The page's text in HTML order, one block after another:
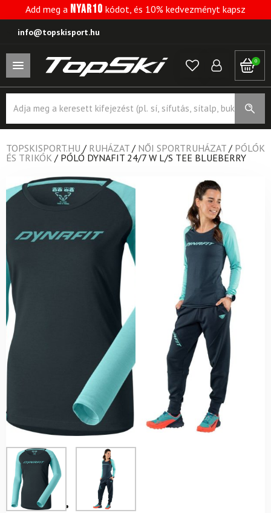
Add meg a NYAR10 kódot, és 10% kedvezményt kapsz
info@topskisport.hu
0
search
TOPSKISPORT.HU / RUHÁZAT / NŐI SPORTRUHÁZAT / PÓLÓK
ÉS TRIKÓK / PÓLÓ DYNAFIT 24/7 W L/S TEE BLUEBERRY